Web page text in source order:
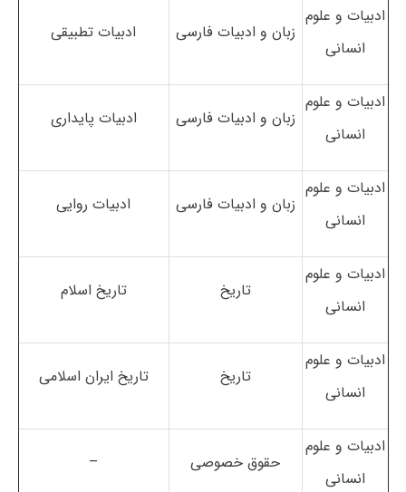
ادبیات و علوم
انسانی
زبان و ادبیات فارسی ادبیات تطبیقی
ادبیات و علوم
انسانی
زبان و ادبیات فارسی ادبیات پایداری
ادبیات و علوم
انسانی
زبان و ادبیات فارسی ادبیات روایی
ادبیات و علوم
انسانی
تاریخ تاریخ اسلام
ادبیات و علوم
انسانی
تاریخ تاریخ ایران اسلامی
ادبیات و علوم
انسانی
حقوق خصوصی –